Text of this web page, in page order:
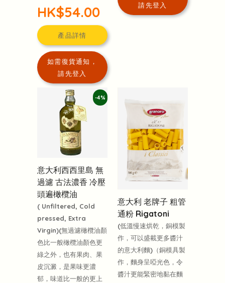
HK$54.00
產品詳情
如需復貨通知，
請先登入
請先登入
-4%
意大利西西里島 無
過濾 古法濃香 冷壓
頭遍橄欖油
( Unfiltered, Cold
pressed, Extra
Virgin)(無過濾橄欖油顏
色比一般橄欖油顏色更
綠之外，也有果肉、果
皮沉澱，是果味更濃
郁，味道比一般的更上
意大利 老牌子 粗管
通粉 Rigatoni
(低溫慢速烘乾，銅模製
作，可以盛載更多醬汁
的意大利麵)（銅模具製
作，麵身呈啞光色，令
醬汁更能緊密地黏在麵